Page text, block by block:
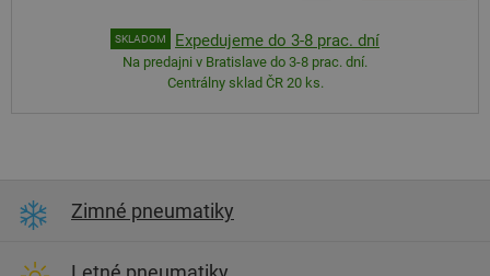
SKLADOM Expedujeme do 3-8 prac. dní
Na predajni v Bratislave do 3-8 prac. dní.
Centrálny sklad ČR 20 ks.
Zimné pneumatiky